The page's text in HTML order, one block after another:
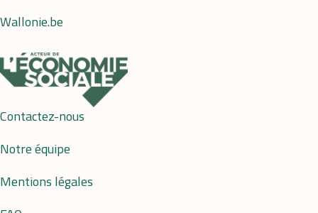
Wallonie.be
Contactez-nous
Notre équipe
Mentions légales